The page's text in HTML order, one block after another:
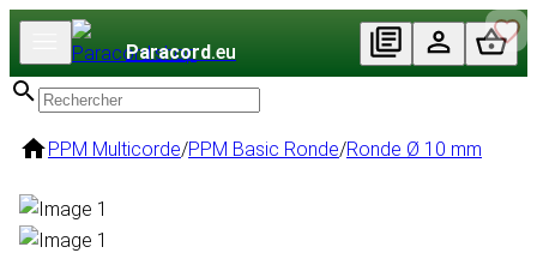
Paracord.eu
PPM Multicorde/PPM Basic Ronde/Ronde Ø 10 mm